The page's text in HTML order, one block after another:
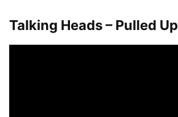
Talking Heads – Pulled Up